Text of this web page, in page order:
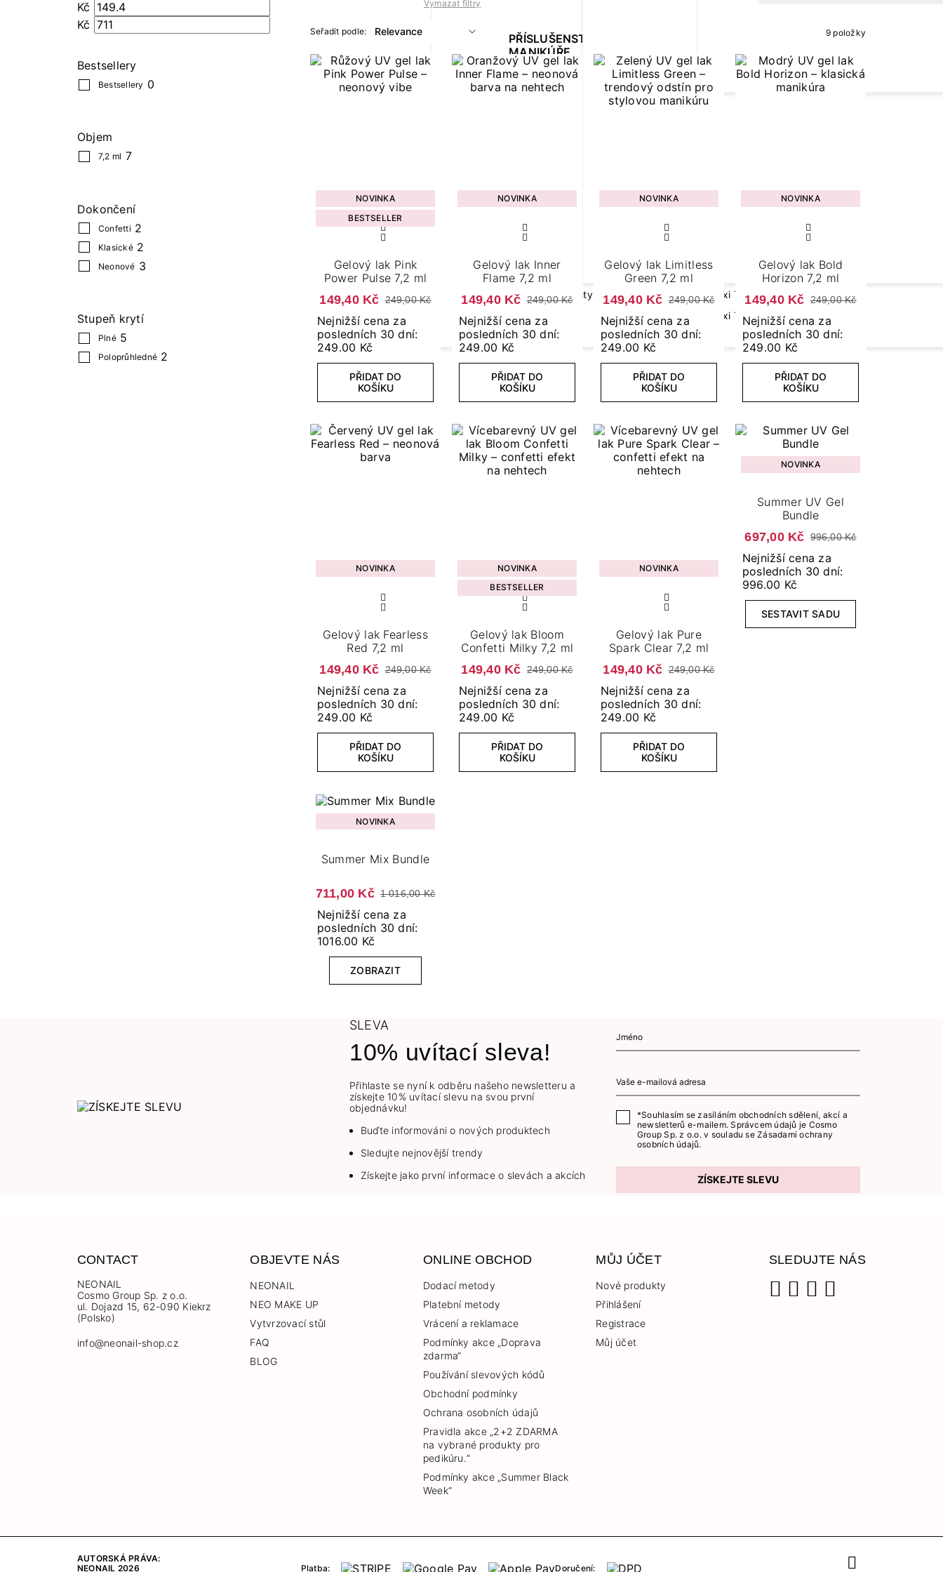
PŘÍSLUŠENSTVÍ K
MANIKÚŘE
Brusky na modeláž nehtů
DOPLŇKY A POTŘEBY
Pilníky, leštičky a bloky
Kleštičky a nůžky
Nálepky na nehty manikúra
Nálepky na nehty pedikúra
Flexi Tips
Flexi Tips Base
Flexi Tips Lamp
Revital Base
Collection
KLASICKÉ
LAKY
ZOBRAZIT
Zelený
Modrý
Oranžový
Kč
Kč
Bestsellery
Bestsellery 0
Objem
7,2 ml 7
Dokončení
Confetti 2
Klasické 2
Neonové 3
Stupeň krytí
Plné 5
Poloprůhledné 2
Vymazat filtry
Seřadit podle: 9 položky
NOVINKA
BESTSELLER
Gelový lak Pink
Power Pulse 7,2 ml
149,40 Kč 249,00 Kč
Nejnižší cena za
posledních 30 dní:
249.00 Kč
PŘIDAT DO
KOŠÍKU
NOVINKA
Gelový lak Inner
Flame 7,2 ml
149,40 Kč 249,00 Kč
Nejnižší cena za
posledních 30 dní:
249.00 Kč
PŘIDAT DO
KOŠÍKU
NOVINKA
Gelový lak Limitless
Green 7,2 ml
149,40 Kč 249,00 Kč
Nejnižší cena za
posledních 30 dní:
249.00 Kč
PŘIDAT DO
KOŠÍKU
NOVINKA
Gelový lak Bold
Horizon 7,2 ml
149,40 Kč 249,00 Kč
Nejnižší cena za
posledních 30 dní:
249.00 Kč
PŘIDAT DO
KOŠÍKU
NOVINKA
Gelový lak Fearless
Red 7,2 ml
149,40 Kč 249,00 Kč
Nejnižší cena za
posledních 30 dní:
249.00 Kč
PŘIDAT DO
KOŠÍKU
NOVINKA
BESTSELLER
Gelový lak Bloom
Confetti Milky 7,2 ml
149,40 Kč 249,00 Kč
Nejnižší cena za
posledních 30 dní:
249.00 Kč
PŘIDAT DO
KOŠÍKU
NOVINKA
Gelový lak Pure
Spark Clear 7,2 ml
149,40 Kč 249,00 Kč
Nejnižší cena za
posledních 30 dní:
249.00 Kč
PŘIDAT DO
KOŠÍKU
NOVINKA
Summer UV Gel
Bundle
697,00 Kč 996,00 Kč
Nejnižší cena za
posledních 30 dní:
996.00 Kč
SESTAVIT SADU
NOVINKA
Summer Mix Bundle
711,00 Kč 1 016,00 Kč
Nejnižší cena za
posledních 30 dní:
1016.00 Kč
ZOBRAZIT
SLEVA
10% uvítací sleva!
Přihlaste se nyní k odběru našeho newsletteru a
získejte 10% uvítací slevu na svou první
objednávku!
Buďte informováni o nových produktech
Sledujte nejnovější trendy
Získejte jako první informace o slevách a akcích
*Souhlasím se zasíláním obchodních sdělení, akcí a
newsletterů e-mailem. Správcem údajů je Cosmo
Group Sp. z o.o. v souladu seZásadami ochrany
osobních údajů.
ZÍSKEJTE SLEVU
CONTACT
NEONAIL
Cosmo Group Sp. z o.o.
ul. Dojazd 15, 62-090 Kiekrz
(Polsko)
info@neonail-shop.cz
OBJEVTE NÁS
NEONAIL
NEO MAKE UP
Vytvrzovací stůl
FAQ
BLOG
ONLINE OBCHOD
Dodací metody
Platební metody
Vrácení a reklamace
Podmínky akce „Doprava
zdarma“
Používání slevových kódů
Obchodní podmínky
Ochrana osobních údajů
Pravidla akce „2+2 ZDARMA
na vybrané produkty pro
pedikúru.“
Podmínky akce „Summer Black
Week“
MŮJ ÚČET
Nové produkty
Přihlášení
Registrace
Můj účet
SLEDUJTE NÁS
AUTORSKÁ PRÁVA:
NEONAIL 2026
Platba: Doručení: